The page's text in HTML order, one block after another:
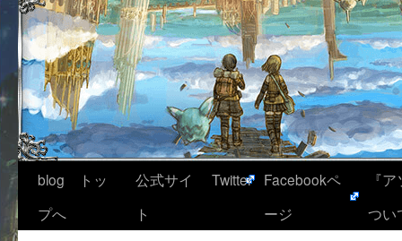
blog トッ
プへ
公式サイ
ト
Twitter
Facebookペ
ージ
『
つい